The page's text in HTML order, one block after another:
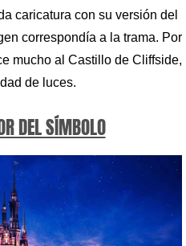
caricatura con su versión del
correspondía a la trama. Por
mucho al Castillo de Cliffside,
de luces.
DEL SÍMBOLO